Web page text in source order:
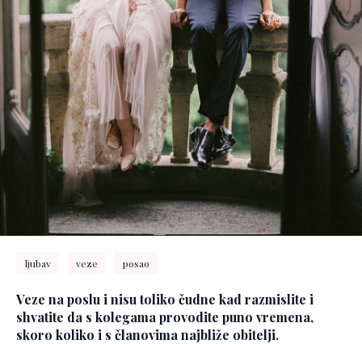
ljubav veze posao
Veze na poslu i nisu toliko čudne kad razmislite i
shvatite da s kolegama provodite puno vremena,
skoro koliko i s članovima najbliže obitelji.